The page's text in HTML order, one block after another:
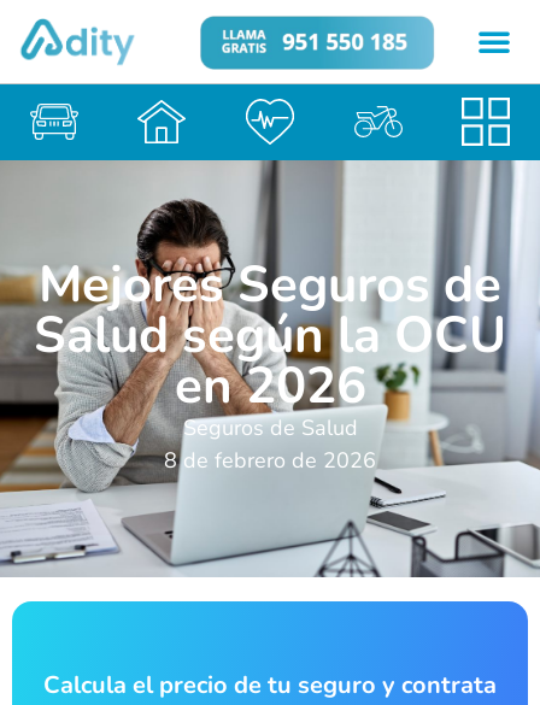
Mejores Seguros de
Salud según la OCU
en 2026
Seguros de Salud
8 de febrero de 2026
Calcula el precio de tu seguro y contrata